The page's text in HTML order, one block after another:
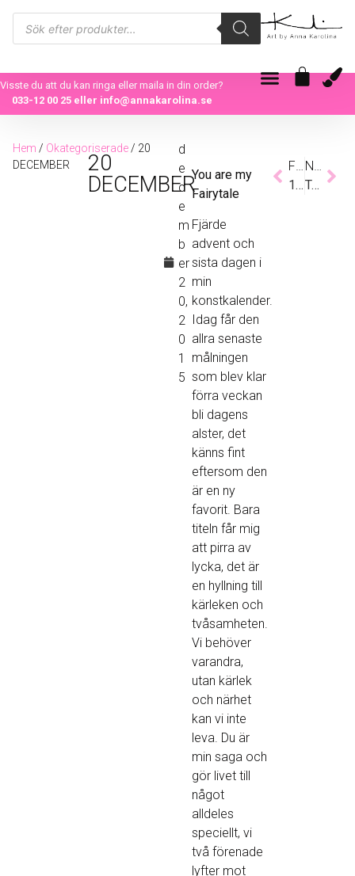
Visste du att du kan ringa eller maila in din order?
033-12 00 25eller info@annakarolina.se
Hem / Okategoriserade/ 20
DECEMBER
20
DECEMBER
d
e
c
e
m
b
er
2
0,
2
0
1
5
You are my
Fairytale
Fjärde
advent och
sista dagen i
min
konstkalender.
Idag får den
allra senaste
målningen
som blev klar
förra veckan
bli dagens
alster, det
känns fint
eftersom den
är en ny
favorit. Bara
titeln får mig
att pirra av
lycka, det är
en hyllning till
kärleken och
tvåsamheten.
Vi behöver
varandra,
utan kärlek
och närhet
kan vi inte
leva. Du är
min saga och
gör livet till
något
alldeles
speciellt, vi
två förenade
lyfter mot
Föregående
19 DECEMBER
Nästa
TACK